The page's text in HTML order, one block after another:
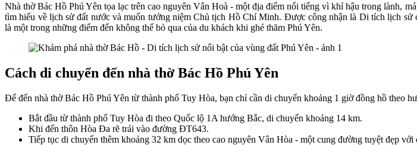
Nhà thờ Bác Hồ Phú Yên tọa lạc trên cao nguyên Vân Hoà - một địa điểm nổi tiếng vì khí hậu trong lành,
tìm hiểu về lịch sử đất nước và muốn tưởng niệm Chủ tịch Hồ Chí Minh. Được công nhận là Di tích lịch
là một trong những điểm đến không thể bỏ qua của du khách khi ghé thăm Phú Yên.
Cách di chuyển đến nhà thờ Bác Hồ Phú Yên
Để đến nhà thờ Bác Hồ Phú Yên từ thành phố Tuy Hòa, bạn chỉ cần di chuyển khoảng 1 giờ đồng hồ theo
Bắt đầu từ thành phố Tuy Hòa đi theo Quốc lộ 1A hướng Bắc, di chuyển khoảng 14 km.
Khi đến thôn Hòa Đa rẽ trái vào đường ĐT643.
Tiếp tục di chuyển thêm khoảng 32 km dọc theo cao nguyên Vân Hòa - một cung đường tuyệt đẹp với